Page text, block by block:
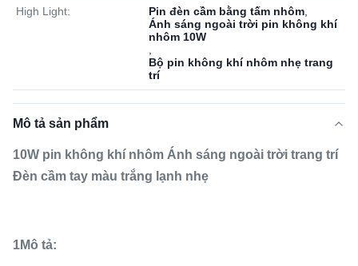
High Light: Pin đèn cầm bằng tấm nhôm
Ánh sáng ngoài trời pin không khí
nhôm 10W
Bộ pin không khí nhôm nhẹ trang
trí
Mô tả sản phẩm
10W pin không khí nhôm Ánh sáng ngoài trời trang trí
Đèn cầm tay màu trắng lạnh nhẹ
1Mô tả: